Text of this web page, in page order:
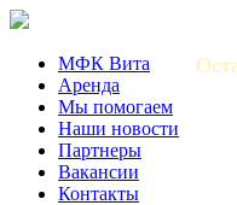
МФК Вита
Аренда
Мы помогаем
Наши новости
Партнеры
Вакансии
Контакты